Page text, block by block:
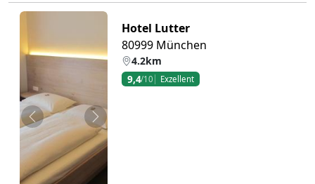
Zurück Weiter
Hotel Lutter
80999 München
4.2km
9,4/10 Exzellent